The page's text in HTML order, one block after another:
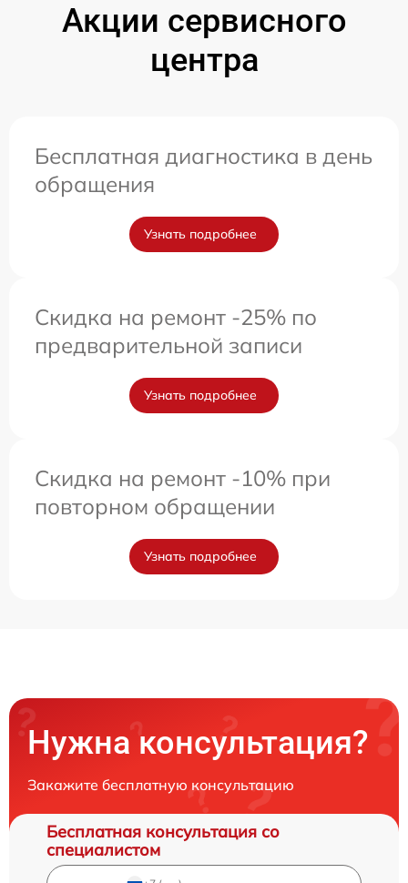
Акции сервисного
центра
Бесплатная диагностика в день
обращения
Узнать подробнее
Скидка на ремонт -25% по
предварительной записи
Узнать подробнее
Скидка на ремонт -10% при
повторном обращении
Узнать подробнее
Нужна консультация?
Закажите бесплатную консультацию
Бесплатная консультация со
специалистом